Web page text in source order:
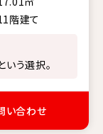
階建て
う選択。
い合わせ